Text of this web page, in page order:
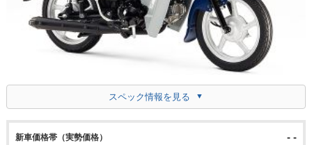
スペック情報を見る
新車価格帯（実勢価格） - -